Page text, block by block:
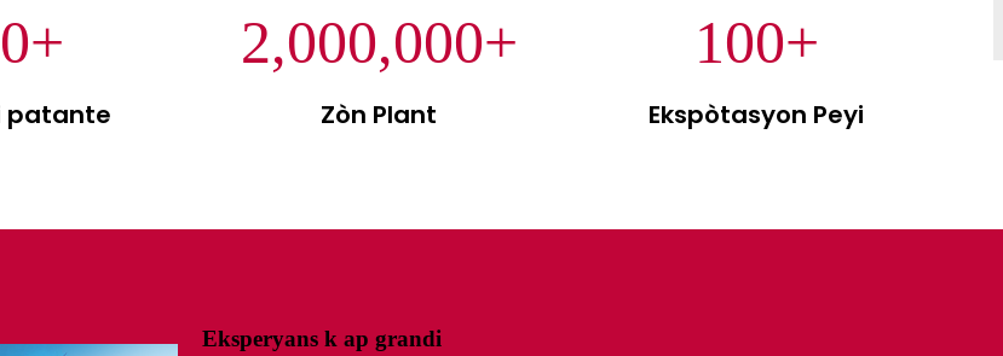
+
patante
2,000,000+
Zòn Plant
100+
Ekspòtasyon Peyi
Eksperyans k ap grandi